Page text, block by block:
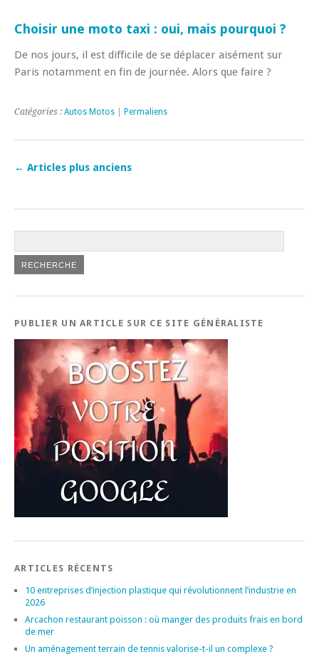
Choisir une moto taxi : oui, mais pourquoi ?
De nos jours, il est difficile de se déplacer aisément sur
Paris notamment en fin de journée. Alors que faire ?
Catégories : Autos Motos Permaliens
← Articles plus anciens
PUBLIER UN ARTICLE SUR CE SITE GÉNÉRALISTE
ARTICLES RÉCENTS
10 entreprises d’injection plastique qui révolutionnent l’industrie en
2026
Arcachon restaurant poisson : où manger des produits frais en bord
de mer
Un aménagement terrain de tennis valorise-t-il un complexe ?